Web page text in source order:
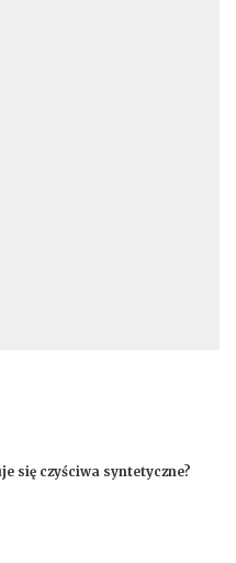
się czyściwa syntetyczne?